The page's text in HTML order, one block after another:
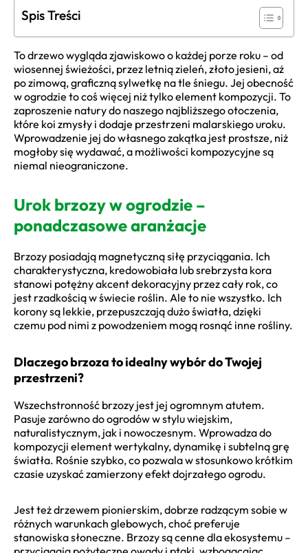
Spis Treści
To drzewo wygląda zjawiskowo o każdej porze roku – od
wiosennej świeżości, przez letnią zieleń, złoto jesieni, aż
po zimową, graficzną sylwetkę na tle śniegu. Jej obecność
w ogrodzie to coś więcej niż tylko element kompozycji. To
zaproszenie natury do naszego najbliższego otoczenia,
które koi zmysły i dodaje przestrzeni malarskiego uroku.
Wprowadzenie jej do własnego zakątka jest prostsze, niż
mogłoby się wydawać, a możliwości kompozycyjne są
niemal nieograniczone.
Urok brzozy w ogrodzie –
ponadczasowe aranżacje
Brzozy posiadają magnetyczną siłę przyciągania. Ich
charakterystyczna, kredowobiała lub srebrzysta kora
stanowi potężny akcent dekoracyjny przez cały rok, co
jest rzadkością w świecie roślin. Ale to nie wszystko. Ich
korony są lekkie, przepuszczają dużo światła, dzięki
czemu pod nimi z powodzeniem mogą rosnąć inne rośliny.
Dlaczego brzoza to idealny wybór do Twojej
przestrzeni?
Wszechstronność brzozy jest jej ogromnym atutem.
Pasuje zarówno do ogrodów w stylu wiejskim,
naturalistycznym, jak i nowoczesnym. Wprowadza do
kompozycji element wertykalny, dynamikę i subtelną grę
światła. Rośnie szybko, co pozwala w stosunkowo krótkim
czasie uzyskać zamierzony efekt dojrzałego ogrodu.
Jest też drzewem pionierskim, dobrze radzącym sobie w
różnych warunkach glebowych, choć preferuje
stanowiska słoneczne. Brzozy są cenne dla ekosystemu –